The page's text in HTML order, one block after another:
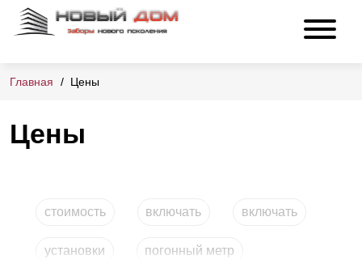
Главная Цены
Цены
стоимость включать включать
установки погонный метр